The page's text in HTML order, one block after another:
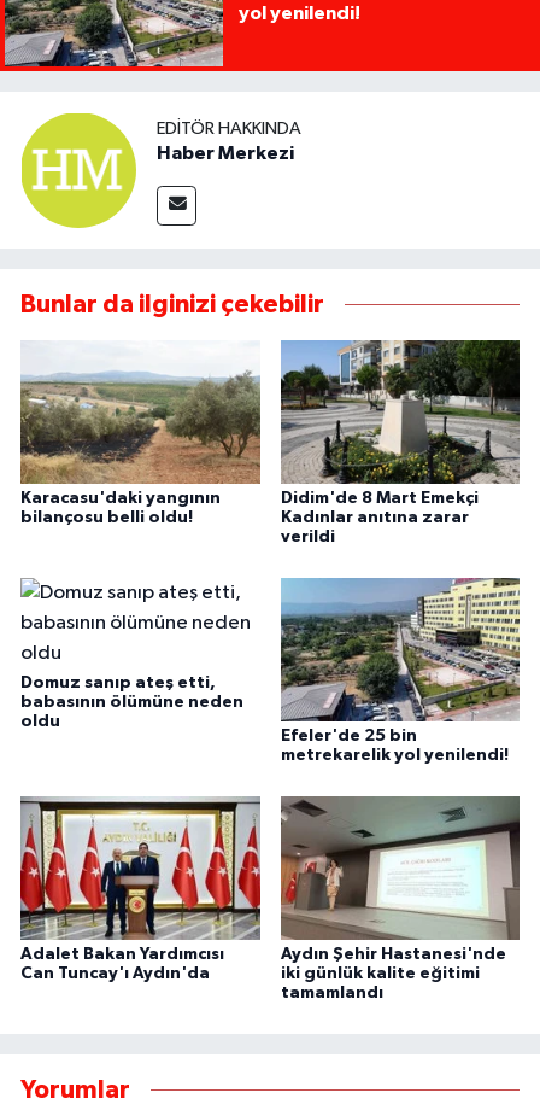
yol yenilendi!
EDITÖR HAKKINDA
Haber Merkezi
Bunlar da ilginizi çekebilir
Karacasu'daki yangının
bilançosu belli oldu!
Didim'de 8 Mart Emekçi
Kadınlar anıtına zarar
verildi
Domuz sanıp ateş etti,
babasının ölümüne neden
oldu
Efeler'de 25 bin
metrekarelik yol yenilendi!
Adalet Bakan Yardımcısı
Can Tuncay'ı Aydın'da
Aydın Şehir Hastanesi'nde
iki günlük kalite eğitimi
tamamlandı
Yorumlar